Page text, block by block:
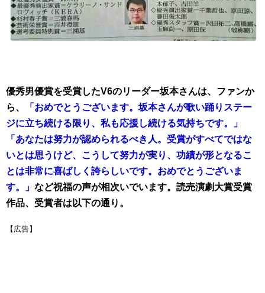
優秀男優賞を受賞したV6のリーダー坂本さんは、ファンか
ら、
「おめでとうございます。坂本さんが歌い踊りステー
ジに立ち続ける限り、私も応援し続ける気持ちです。」
「あなたは努力が認められるべき人。受賞がすべてではな
いとは思うけど、こうして努力が実り、功績が形となるこ
とは非常に喜ばしく誇らしいです。おめでとうございま
す。」 など祝福の声が相次いでいます。 読売演劇大賞受賞
作品、受賞者は以下の通り。
【広告】